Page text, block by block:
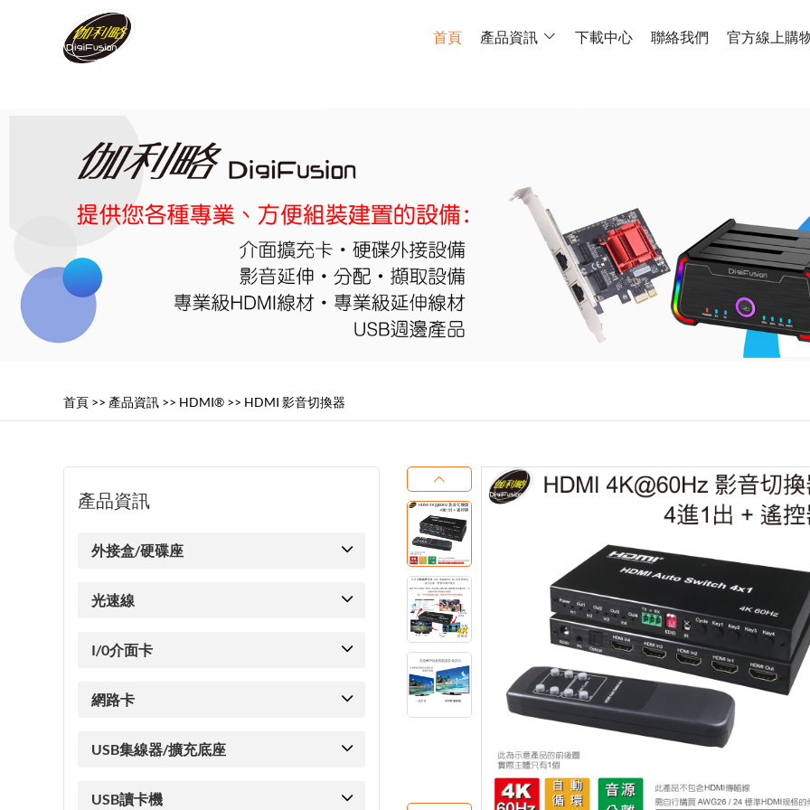
首頁 產品資訊 下載中心 聯絡我們 官方線上購
首頁 >> 產品資訊 >> HDMI® >> HDMI 影音切換器
產品資訊
外接盒/硬碟座
光速線
I/0介面卡
網路卡
USB集線器/擴充底座
USB讀卡機